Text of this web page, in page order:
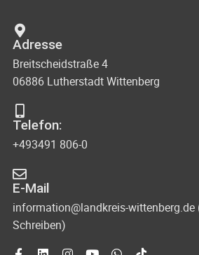
Adresse
Breitscheidstraße 4
06886 Lutherstadt Wittenberg
Telefon:
+493491 806-0
E-Mail
information@landkreis-
Schreiben)